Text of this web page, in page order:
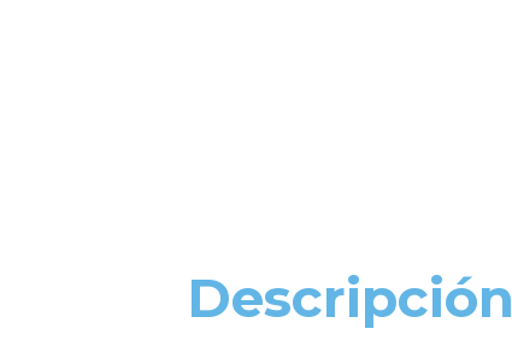
Descripción